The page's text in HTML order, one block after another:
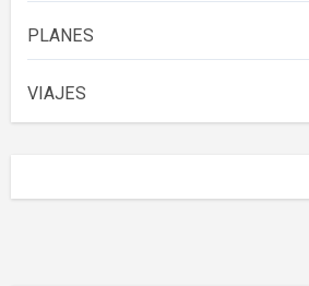
PLANES
VIAJES